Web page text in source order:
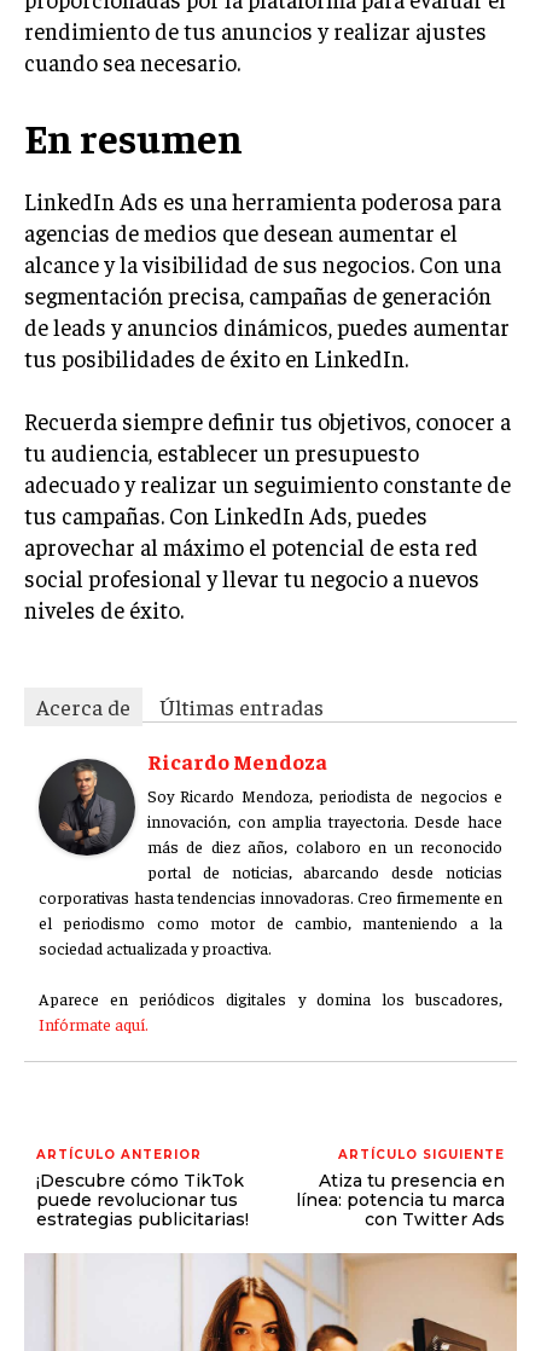
ÉTICA EMPRESARIAL Y RESPONSABILIDAD
SOCIAL
Acerca de Últimas entradas
Ricardo Mendoza
Soy Ricardo Mendoza, periodista de negocios e
innovación, con amplia trayectoria. Desde hace
más de diez años, colaboro en un reconocido
portal de noticias, abarcando desde noticias
el periodismo como motor de cambio, manteniendo a la
sociedad actualizada y proactiva.
Aparece en periódicos digitales y domina los buscadores,
Infórmate aquí.
rendimiento de tus anuncios y realizar ajustes
cuando sea necesario.
En resumen
LinkedIn Ads es una herramienta poderosa para
agencias de medios que desean aumentar el
alcance y la visibilidad de sus negocios. Con una
segmentación precisa, campañas de generación
de leads y anuncios dinámicos, puedes aumentar
tus posibilidades de éxito en LinkedIn.
Recuerda siempre definir tus objetivos, conocer a
tu audiencia, establecer un presupuesto
adecuado y realizar un seguimiento constante de
tus campañas. Con LinkedIn Ads, puedes
aprovechar al máximo el potencial de esta red
social profesional y llevar tu negocio a nuevos
niveles de éxito.
Acerca de
Últimas entradas
Ricardo Mendoza
Soy Ricardo Mendoza, periodista de negocios e
innovación, con amplia trayectoria. Desde hace
más de diez años, colaboro en un reconocido
portal de noticias, abarcando desde noticias
corporativas hasta tendencias innovadoras. Creo firmemente en
el periodismo como motor de cambio, manteniendo a la
sociedad actualizada y proactiva.
Aparece en periódicos digitales y domina los buscadores,
Infórmate aquí.
ARTÍCULO ANTERIOR
¡Descubre cómo TikTok
puede revolucionar tus
estrategias publicitarias!
ARTÍCULO SIGUIENTE
Atiza tu presencia en
línea: potencia tu marca
con Twitter Ads